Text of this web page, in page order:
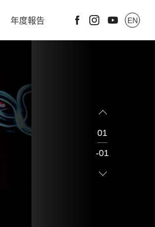
年度報告 EN
01
-01